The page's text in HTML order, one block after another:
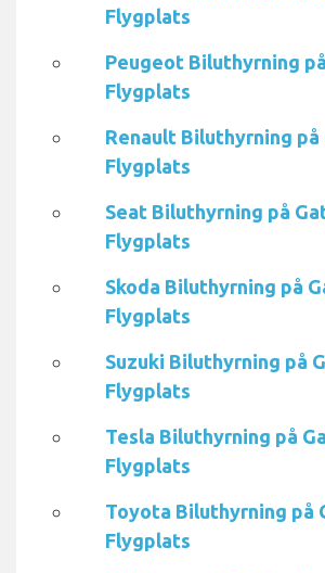
Flygplats
Peugeot Biluthyrning
Flygplats
Renault Biluthyrning på
Flygplats
Seat Biluthyrning på
Flygplats
Skoda Biluthyrning på
Flygplats
Suzuki Biluthyrning på
Flygplats
Tesla Biluthyrning på
Flygplats
Toyota Biluthyrning på
Flygplats